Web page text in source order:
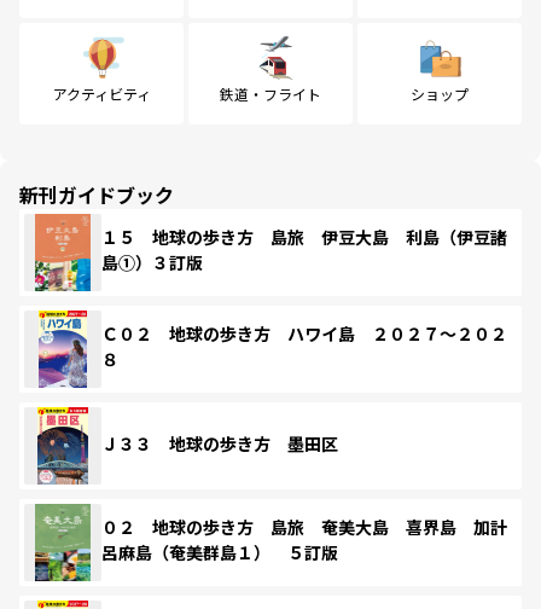
アクティビティ 鉄道・フライト ショップ
新刊ガイドブック
１５ 地球の歩き方 島旅 伊豆大島 利島（伊豆諸
島①）３訂版
Ｃ０２ 地球の歩き方 ハワイ島 ２０２７～２０２
８
Ｊ３３ 地球の歩き方 墨田区
０２ 地球の歩き方 島旅 奄美大島 喜界島 加計
呂麻島（奄美群島１） ５訂版